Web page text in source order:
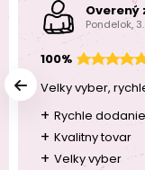
Overený
Pondelok,
100%
Velky vyber,
+ Rychle
+ Kvalitny tovar
+ Velky vyber